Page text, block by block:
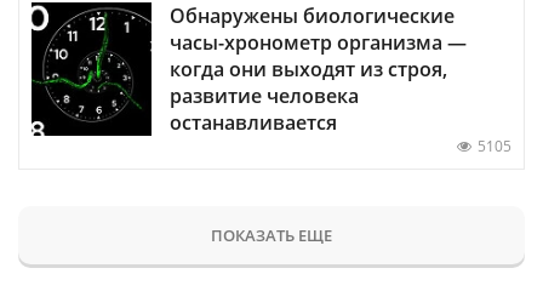
Обнаружены биологические
часы-хронометр организма —
когда они выходят из строя,
развитие человека
останавливается
5105
ПОКАЗАТЬ ЕЩЕ